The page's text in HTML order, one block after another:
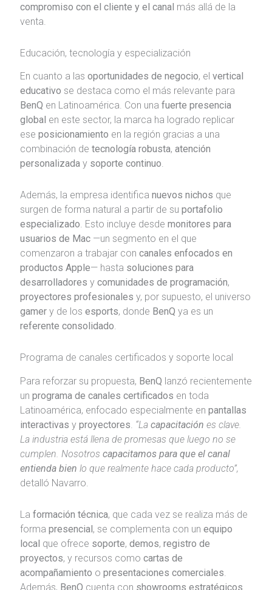
compromiso con el cliente y el canal más allá de la
venta.
Educación, tecnología y especialización
En cuanto a las oportunidades de negocio, el vertical
educativo se destaca como el más relevante para
BenQ en Latinoamérica. Con una fuerte presencia
global en este sector, la marca ha logrado replicar
ese posicionamiento en la región gracias a una
combinación de tecnología robusta, atención
personalizaday soporte continuo.
Además, la empresa identifica nuevos nichos que
surgen de forma natural a partir de su portafolio
especializado. Esto incluye desde monitores para
usuarios de Mac—un segmento en el que
comenzaron a trabajar con canales enfocados en
productos Apple— hasta soluciones para
desarrolladores y comunidades de programación,
proyectores profesionales y, por supuesto, el universo
gamery de los esports, donde BenQ ya es un
referente consolidado.
Programa de canales certificados y soporte local
Para reforzar su propuesta, BenQ lanzó recientemente
un programa de canales certificados en toda
Latinoamérica, enfocado especialmente en pantallas
interactivas y proyectores. “La capacitación es clave.
La industria está llena de promesas que luego no se
cumplen. Nosotros capacitamos para que el canal
entienda bien lo que realmente hace cada producto”,
detalló Navarro.
La formación técnica, que cada vez se realiza más de
forma presencial , se complementa con un equipo
local que ofrece soporte, demos, registro de
proyectos, y recursos como cartas de
acompañamiento o presentaciones comerciales.
Además, BenQ cuenta con showrooms estratégicos